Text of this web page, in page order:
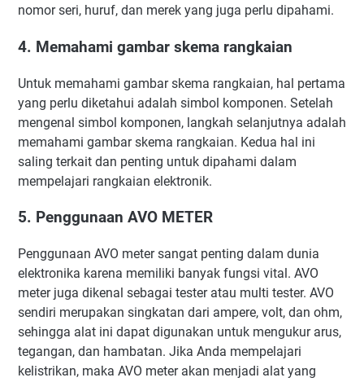
nomor seri, huruf, dan merek yang juga perlu dipahami.
4. Memahami gambar skema rangkaian
Untuk memahami gambar skema rangkaian, hal pertama
yang perlu diketahui adalah simbol komponen. Setelah
mengenal simbol komponen, langkah selanjutnya adalah
memahami gambar skema rangkaian. Kedua hal ini
saling terkait dan penting untuk dipahami dalam
mempelajari rangkaian elektronik.
5. Penggunaan AVO METER
Penggunaan AVO meter sangat penting dalam dunia
elektronika karena memiliki banyak fungsi vital. AVO
meter juga dikenal sebagai tester atau multi tester. AVO
sendiri merupakan singkatan dari ampere, volt, dan ohm,
sehingga alat ini dapat digunakan untuk mengukur arus,
tegangan, dan hambatan. Jika Anda mempelajari
kelistrikan, maka AVO meter akan menjadi alat yang